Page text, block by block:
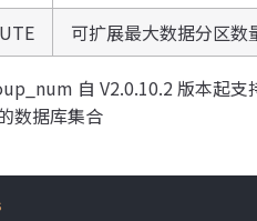
可扩展最大数据分区数
自 V2.0.10.2 版本起支
数据库集合